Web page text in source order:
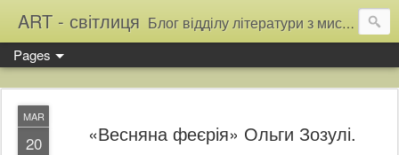
ART - світлиця Блог відділу літератури з мистецтва Тернопільської обласної універсальної наукової бібліотеки
Pages
MAR
20 «Весняна феєрія» Ольги Зозулі.